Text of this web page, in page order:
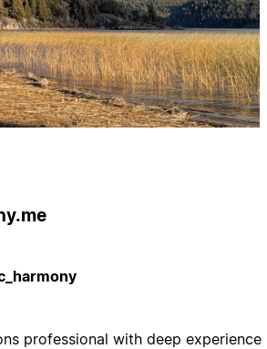
professional with deep experience